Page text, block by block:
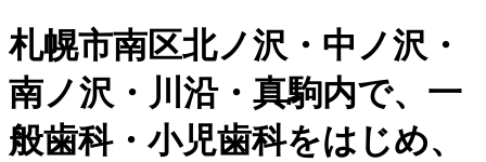
札幌市南区北ノ沢・中ノ沢・
南ノ沢・川沿・真駒内で、一
般歯科・小児歯科をはじめ、